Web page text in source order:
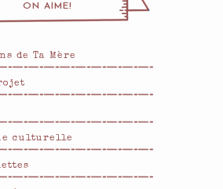
ON AIME!
de Ta Mère
culturelle